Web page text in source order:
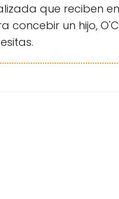
que reciben
un hijo,